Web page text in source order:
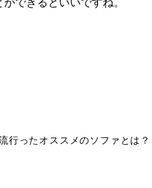
行ったオススメのソファとは？